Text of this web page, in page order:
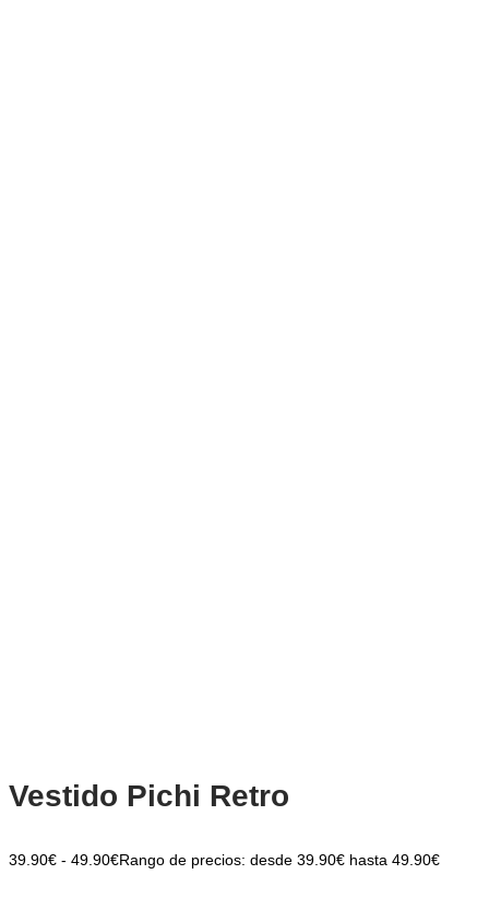
Vestido Pichi Retro
39.90€ - 49.90€Rango de precios: desde 39.90€ hasta 49.90€